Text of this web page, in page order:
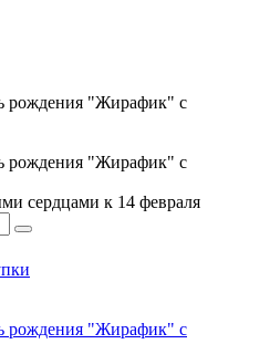
сердцами к 14 февраля